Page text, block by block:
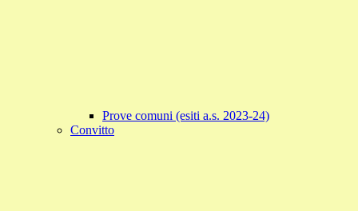
Prove comuni (esiti a.s. 2023-24)
Convitto